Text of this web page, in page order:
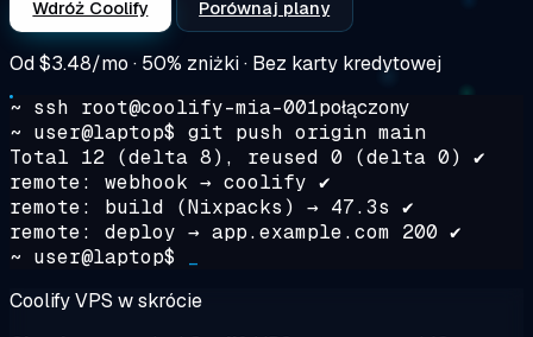
Wdróż Coolify Porównaj plany
Od$3.48/mo · 50% zniżki · Bez karty kredytowej
~ ssh root@coolify-mia-001połączony
~ user@laptop$ git push origin main
Total 12 (delta 8), reused 0 (delta 0) ✔
remote: webhook → coolify ✔
remote: build (Nixpacks) → 47.3s ✔
remote: deploy → app.example.com 200 ✔
~ user@laptop$
Coolify VPS w skrócie